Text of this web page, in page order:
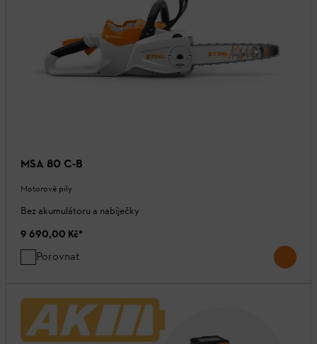
MSA 80 C-B
Motorové pily
Bez akumulátoru a nabíječky
9 690,00 Kč*
Porovnat